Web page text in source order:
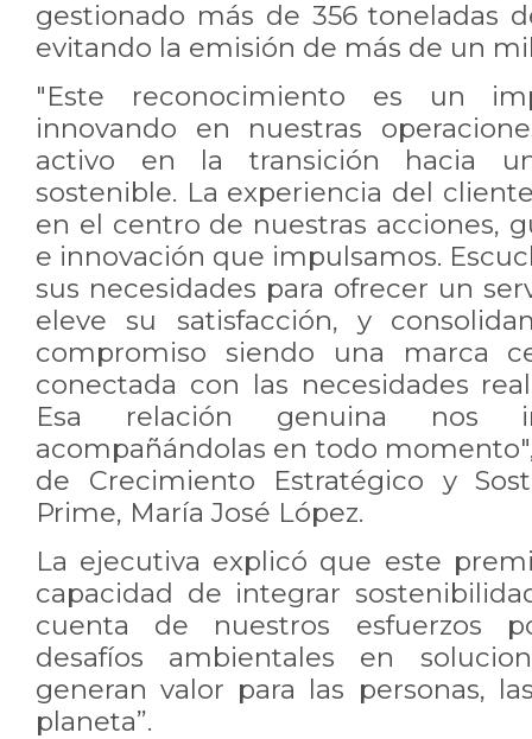
gestionado más de 356 toneladas
evitando la emisión de más de un
"Este reconocimiento es un
innovando en nuestras
activo en la transición hacia
sostenible. La experiencia del
en el centro de nuestras acciones,
e innovación que impulsamos.
sus necesidades para ofrecer un
eleve su satisfacción, y
compromiso siendo una marca
conectada con las necesidades
Esa relación genuina nos
acompañándolas en todo
de Crecimiento Estratégico y
Prime, María José López.
La ejecutiva explicó que este
capacidad de integrar
cuenta de nuestros esfuerzos
desafíos ambientales en
generan valor para las personas,
planeta”.